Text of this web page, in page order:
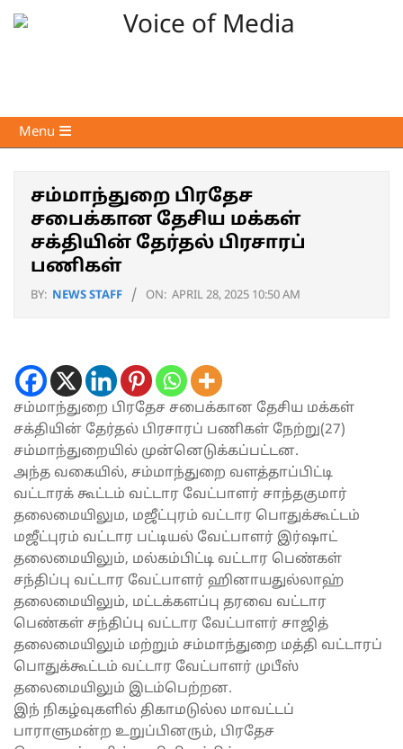
Skip
Voice
of
Primary
Navigation
Menu
சம்மாந்துறை பிரதேச
சபைக்கான தேசிய மக்கள்
சக்தியின் தேர்தல் பிரசாரப்
பணிகள்
BY: NEWS STAFF ON: APRIL 28, 2025 10:50 AM
சம்மாந்துறை பிரதேச சபைக்கான தேசிய மக்கள்
சக்தியின் தேர்தல் பிரசாரப் பணிகள் நேற்று(27)
சம்மாந்துறையில் முன்னெடுக்கப்பட்டன.
அந்த வகையில், சம்மாந்துறை வளத்தாப்பிட்டி
வட்டாரக் கூட்டம் வட்டார வேட்பாளர் சாந்தகுமார்
தலைமையிலும, மஜீட்புரம் வட்டார பொதுக்கூட்டம்
மஜீட்புரம் வட்டார பட்டியல் வேட்பாளர் இர்ஷாட்
தலைமையிலும், மல்கம்பிட்டி வட்டார பெண்கள்
சந்திப்பு வட்டார வேட்பாளர் ஹினாயதுல்லாஹ்
தலைமையிலும், மட்டக்களப்பு தரவை வட்டார
பெண்கள் சந்திப்பு வட்டார வேட்பாளர் சாஜித்
தலைமையிலும் மற்றும் சம்மாந்துறை மத்தி வட்டாரப்
பொதுக்கூட்டம் வட்டார வேட்பாளர் முபீஸ்
தலைமையிலும் இடம்பெற்றன.
இந் நிகழ்வுகளில் திகாமடுல்ல மாவட்டப்
பாராளுமன்ற உறுப்பினரும், பிரதேச